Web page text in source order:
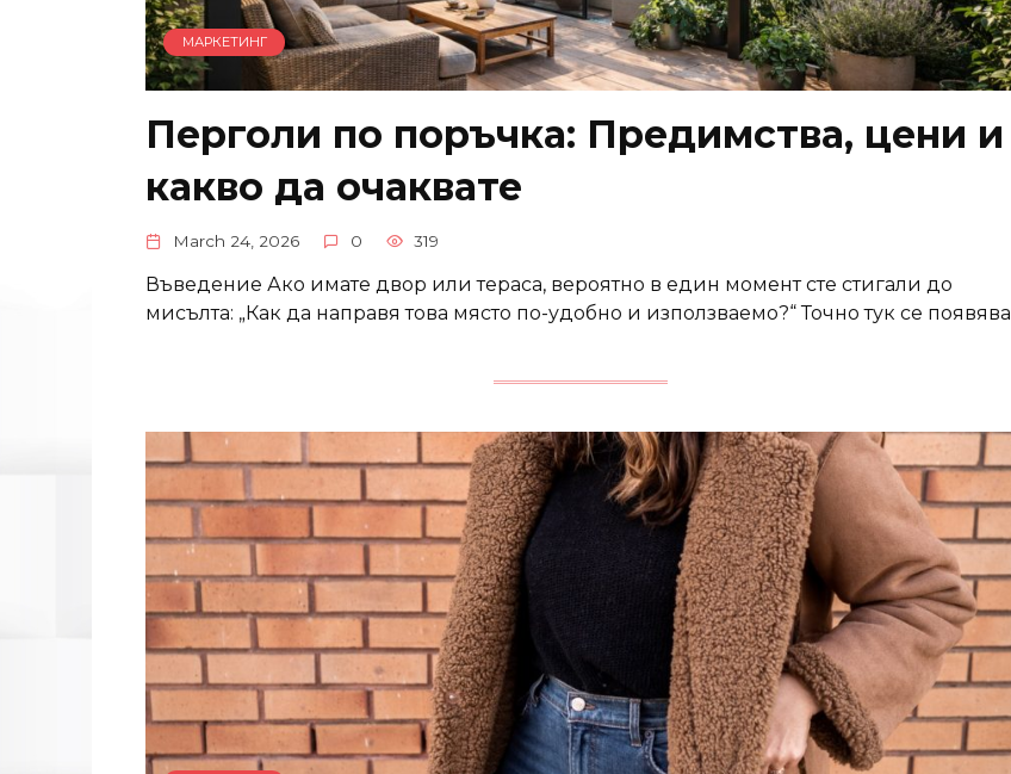
МАРКЕТИНГ
Перголи по поръчка: Предимства, цени и
какво да очаквате
March 24, 2026 0 319
Въведение Ако имате двор или тераса, вероятно в един момент сте стигали до
мисълта: „Как да направя това място по-удобно и използваемо?“ Точно тук се появява